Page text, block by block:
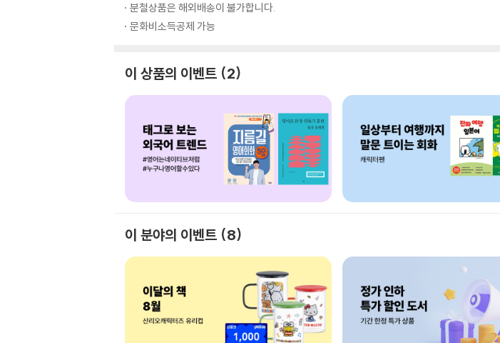
분철상품은 해외배송이 불가합니다.
문화비소득공제 가능
이 상품의 이벤트 2
이 분야의 이벤트 8